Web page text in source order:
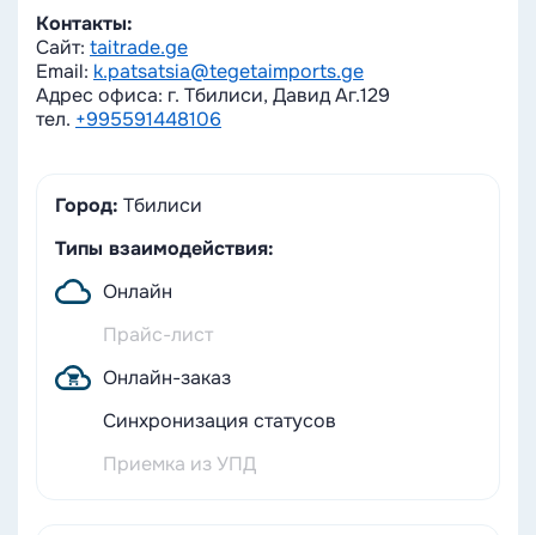
Контакты:
Сайт: taitrade.ge
Email: k.patsatsia@tegetaimports.ge
Адрес офиса: г. Тбилиси, Давид Аг.129
тел. +995591448106
Город: Тбилиси
Типы взаимодействия:
Онлайн
Прайс-лист
Онлайн-заказ
Синхронизация статусов
Приемка из УПД